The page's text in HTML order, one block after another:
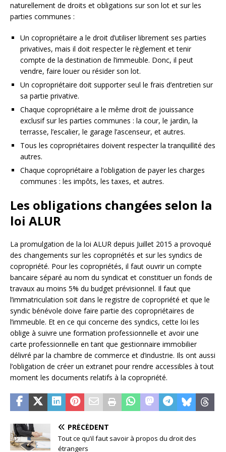
naturellement de droits et obligations sur son lot et sur les
parties communes :
Un copropriétaire a le droit d’utiliser librement ses parties
privatives, mais il doit respecter le règlement et tenir
compte de la destination de l’immeuble. Donc, il peut
vendre, faire louer ou résider son lot.
Un copropriétaire doit supporter seul le frais d’entretien sur
sa partie privative.
Chaque copropriétaire a le même droit de jouissance
exclusif sur les parties communes : la cour, le jardin, la
terrasse, l’escalier, le garage l’ascenseur, et autres.
Tous les copropriétaires doivent respecter la tranquillité des
autres.
Chaque copropriétaire a l’obligation de payer les charges
communes : les impôts, les taxes, et autres.
Les obligations changées selon la
loi ALUR
La promulgation de la loi ALUR depuis Juillet 2015 a provoqué
des changements sur les copropriétés et sur les syndics de
copropriété. Pour les copropriétés, il faut ouvrir un compte
bancaire séparé au nom du syndicat et constituer un fonds de
travaux au moins 5% du budget prévisionnel. Il faut que
l’immatriculation soit dans le registre de copropriété et que le
syndic bénévole doive faire partie des copropriétaires de
l’immeuble. Et en ce qui concerne des syndics, cette loi les
oblige à suivre une formation professionnelle et avoir une
carte professionnelle en tant que gestionnaire immobilier
délivré par la chambre de commerce et d’industrie. Ils ont aussi
l’obligation de créer un extranet pour rendre accessibles à tout
moment les documents relatifs à la copropriété.
PRÉCÉDENT
Tout ce qu’il faut savoir à propos du droit des
étrangers